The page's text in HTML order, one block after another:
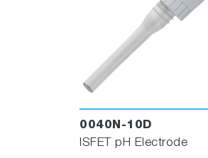
0040N-10D
ISFET pH Electrode